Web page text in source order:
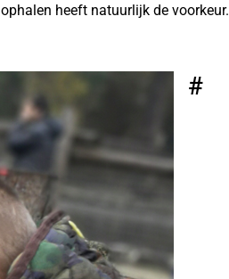
heeft natuurlijk de voorkeur.
#